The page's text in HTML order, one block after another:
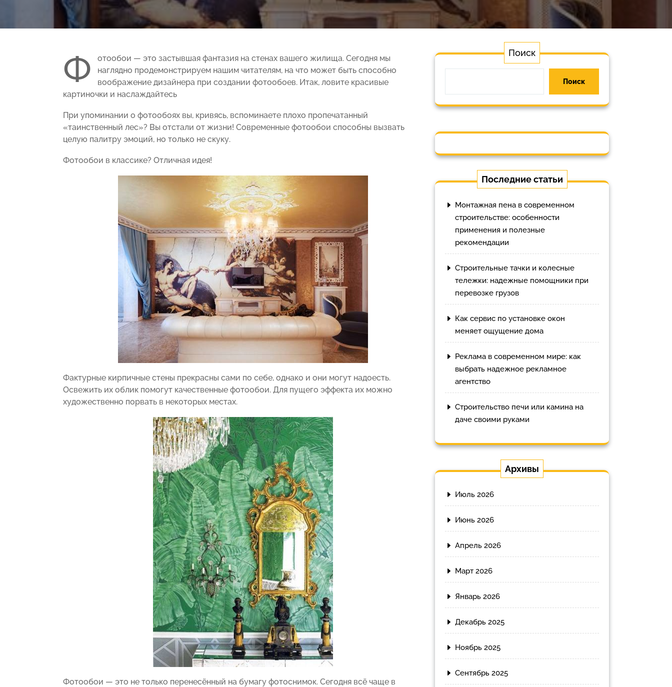
Ф
отообои — это застывшая фантазия на стенах вашего жилища. Сегодня мы
наглядно продемонстрируем нашим читателям, на что может быть способно
воображение дизайнера при создании фотообоев. Итак, ловите красивые
картиночки и наслаждайтесь
При упоминании о фотообоях вы, кривясь, вспоминаете плохо пропечатанный
«таинственный лес»? Вы отстали от жизни! Современные фотообои способны вызвать
целую палитру эмоций, но только не скуку.
Фотообои в классике? Отличная идея!
Фактурные кирпичные стены прекрасны сами по себе, однако и они могут надоесть.
Освежить их облик помогут качественные фотообои. Для пущего эффекта их можно
художественно порвать в некоторых местах.
Фотообои — это не только перенесённый на бумагу фотоснимок. Сегодня всё чаще в
Поиск
Поиск
Последние статьи
Монтажная пена в современном
строительстве: особенности
применения и полезные
рекомендации
Строительные тачки и колесные
тележки: надежные помощники при
перевозке грузов
Как сервис по установке окон
меняет ощущение дома
Реклама в современном мире: как
выбрать надежное рекламное
агентство
Строительство печи или камина на
даче своими руками
Архивы
Июль 2026
Июнь 2026
Апрель 2026
Март 2026
Январь 2026
Декабрь 2025
Ноябрь 2025
Сентябрь 2025